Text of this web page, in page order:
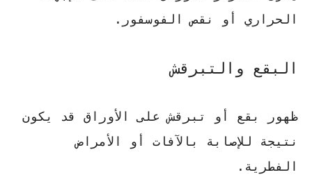
الحراري أو نقص الفوسفور.
البقع والتبرقش
ظهور بقع أو تبرقش على الأوراق قد يكون
نتيجة للإصابة بالآفات أو الأمراض
الفطرية.